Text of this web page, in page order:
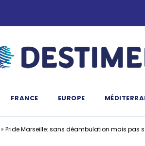
FRANCE EUROPE
» Pride Marseille: sans déambulation mais pas